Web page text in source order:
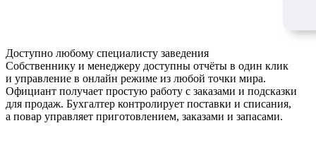
Доступно любому специалисту заведения
Собственнику и менеджеру доступны отчёты в один клик
и управление в онлайн режиме из любой точки мира.
Официант получает простую работу с заказами и подсказки
для продаж. Бухгалтер контролирует поставки и списания,
а повар управляет приготовлением, заказами и запасами.